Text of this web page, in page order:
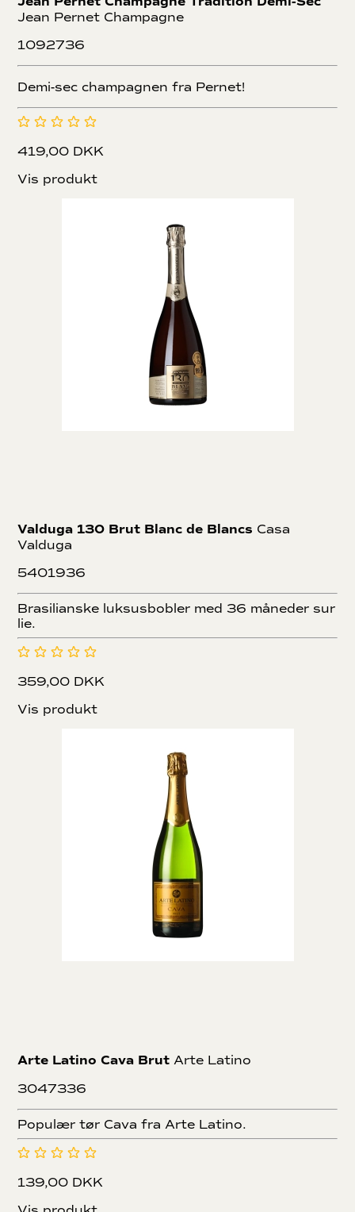
Jean Pernet Champagne
1092736
Demi-sec champagnen fra Pernet!
419,00 DKK
Vis produkt
Valduga 130 Brut Blanc de Blancs Casa
Valduga
5401936
Brasilianske luksusbobler med 36 måneder sur
lie.
359,00 DKK
Vis produkt
Arte Latino Cava Brut Arte Latino
3047336
Populær tør Cava fra Arte Latino.
139,00 DKK